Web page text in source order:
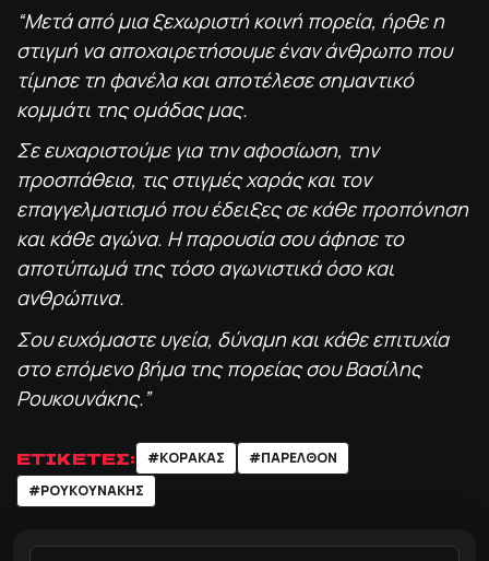
“Μετά από μια ξεχωριστή κοινή πορεία, ήρθε η
στιγμή να αποχαιρετήσουμε έναν άνθρωπο που
τίμησε τη φανέλα και αποτέλεσε σημαντικό
κομμάτι της ομάδας μας.
Σε ευχαριστούμε για την αφοσίωση, την
προσπάθεια, τις στιγμές χαράς και τον
επαγγελματισμό που έδειξες σε κάθε προπόνηση
και κάθε αγώνα. Η παρουσία σου άφησε το
αποτύπωμά της τόσο αγωνιστικά όσο και
ανθρώπινα.
Σου ευχόμαστε υγεία, δύναμη και κάθε επιτυχία
στο επόμενο βήμα της πορείας σου Βασίλης
Ρουκουνάκης.”
ΕΤΙΚΕΤΕΣ: #ΚΟΡΑΚΑΣ
#ΠΑΡΕΛΘΌΝ
#ΡΟΥΚΟΥΝΑΚΗΣ